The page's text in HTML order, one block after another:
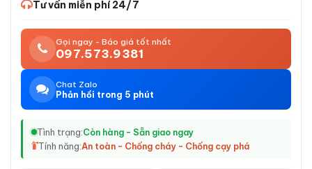
Tư vấn miễn phí 24/7
Gọi ngay - Báo giá tốt nhất
097.573.9381
Chat Zalo
Phản hồi trong 5 phút
Tình trạng:Còn hàng - Sẵn giao ngay
Tính năng:An toàn - Chống cháy - Chống cạy phá